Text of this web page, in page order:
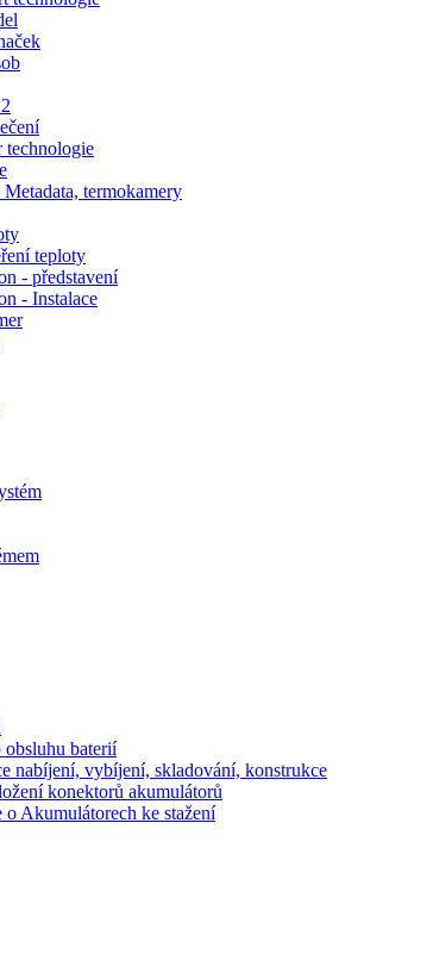
termokamery
teploty
- představení
- Instalace
baterií
nabíjení, vybíjení, skladování, konstrukce
konektorů akumulátorů
Akumulátorech ke stažení